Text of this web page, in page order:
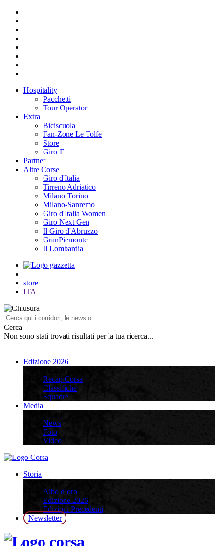
Hospitality
Pacchetti
Tour Operator
Extra
Biciscuola
Fan-Zone Le Tolfe
Store
Giro-E
Partner
Altre Corse
Giro d'Italia
Tirreno Adriatico
Milano-Torino
Milano-Sanremo
Giro d'Italia Women
Giro Next Gen
Il Giro d'Abruzzo
GranPiemonte
Il Lombardia
store
ITA
Cerca
Non sono stati trovati risultati per la tua ricerca...
Edizione 2026
Recap Corsa
Classifiche
Squadre
Media
News
Foto
Video
Storia
Albo d’oro
Edizione 2026
Edizioni Precedenti
Newsletter